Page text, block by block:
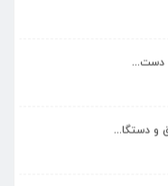
دست...
دستگا...